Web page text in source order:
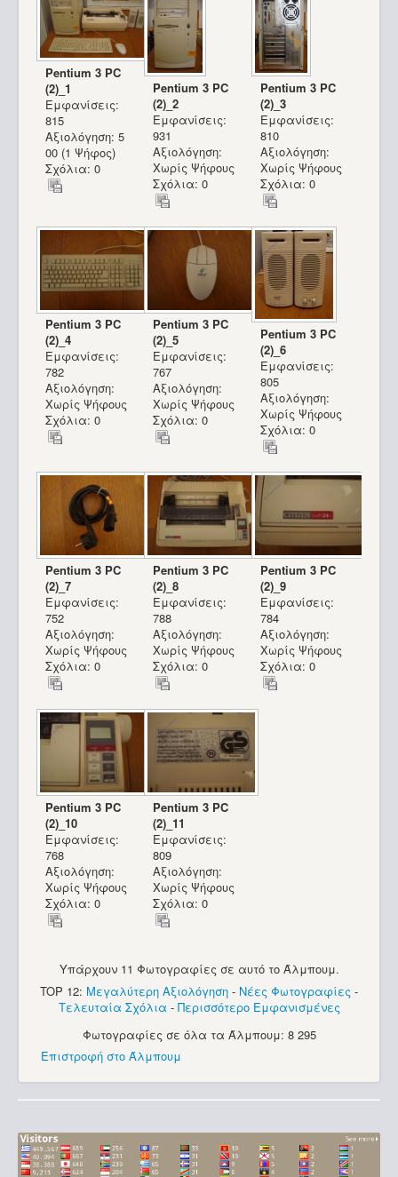
Sinclair QL (Greek)_20
Pentium 3 PC
(2)_1
Εμφανίσεις:
815
Αξιολόγηση: 5
00 (1 Ψήφος)
Σχόλια: 0
Pentium 3 PC
(2)_2
Εμφανίσεις:
931
Αξιολόγηση:
Χωρίς Ψήφους
Σχόλια: 0
Pentium 3 PC
(2)_3
Εμφανίσεις:
810
Αξιολόγηση:
Χωρίς Ψήφους
Σχόλια: 0
Pentium 3 PC
(2)_4
Εμφανίσεις:
782
Αξιολόγηση:
Χωρίς Ψήφους
Σχόλια: 0
Pentium 3 PC
(2)_5
Εμφανίσεις:
767
Αξιολόγηση:
Χωρίς Ψήφους
Σχόλια: 0
Pentium 3 PC
(2)_6
Εμφανίσεις:
805
Αξιολόγηση:
Χωρίς Ψήφους
Σχόλια: 0
Pentium 3 PC
(2)_7
Εμφανίσεις:
752
Αξιολόγηση:
Χωρίς Ψήφους
Σχόλια: 0
Pentium 3 PC
(2)_8
Εμφανίσεις:
788
Αξιολόγηση:
Χωρίς Ψήφους
Σχόλια: 0
Pentium 3 PC
(2)_9
Εμφανίσεις:
784
Αξιολόγηση:
Χωρίς Ψήφους
Σχόλια: 0
Pentium 3 PC
(2)_10
Εμφανίσεις:
768
Αξιολόγηση:
Χωρίς Ψήφους
Σχόλια: 0
Pentium 3 PC
(2)_11
Εμφανίσεις:
809
Αξιολόγηση:
Χωρίς Ψήφους
Σχόλια: 0
Υπάρχουν 11 Φωτογραφίες σε αυτό το Άλμπουμ.
TOP 12: Μεγαλύτερη Αξιολόγηση - Νέες Φωτογραφίες -
Τελευταία Σχόλια - Περισσότερο Εμφανισμένες
Φωτογραφίες σε όλα τα Άλμπουμ: 8 295
Επιστροφή στο Άλμπουμ